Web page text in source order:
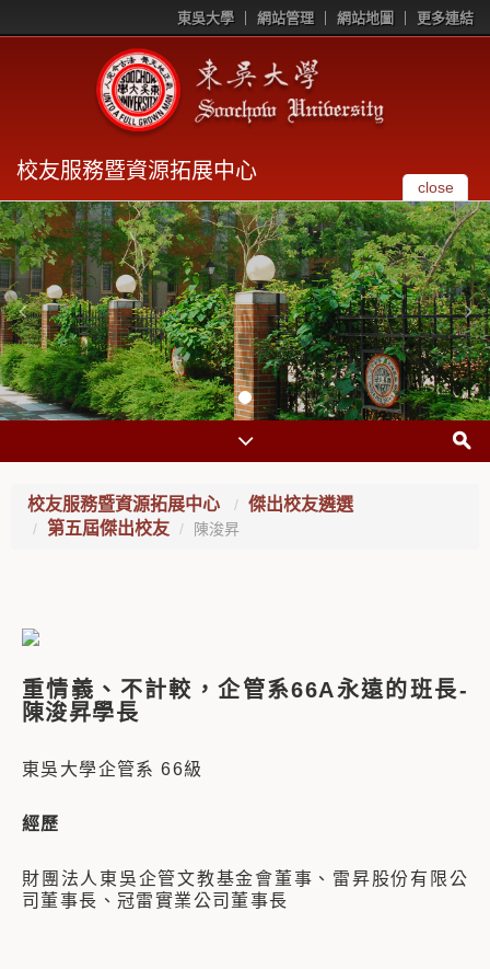
東吳大學 網站管理 網站地圖 更多連結
校友服務暨資源拓展中心
close
校友服務暨資源拓展中心
傑出校友遴選
第五屆傑出校友
陳浚昇
重情義、不計較，企管系66A永遠的班長-
陳浚昇學長
東吳大學企管系 66級
經歷
財團法人東吳企管文教基金會董事、 雷昇股份有限公
司董事長、 冠雷實業公司董事長